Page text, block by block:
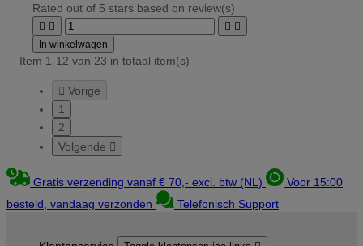
Rated out of 5 stars based on review(s)
   
In winkelwagen
Item 1-12 van 23 in totaal item(s)
 Vorige
1
2
Volgende 
Gratis verzending vanaf € 70,- excl. btw (NL)
Voor 15:00
besteld, vandaag verzonden
Telefonisch Support